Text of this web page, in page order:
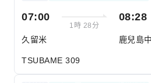
07:00
1時 28分
久留米
08:28
鹿兒島
TSUBAME 309